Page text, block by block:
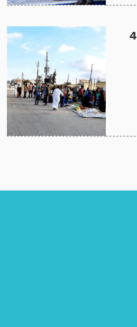
العودة بالدم: هكذا استقبل أهالي 4